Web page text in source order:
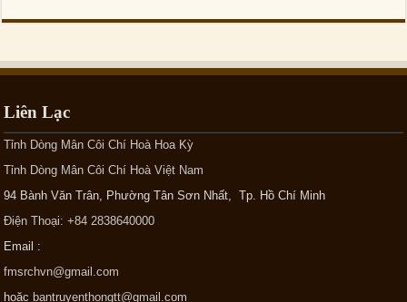
Liên Lạc
Tỉnh Dòng Mân Côi Chí Hoà Hoa Kỳ
Tỉnh Dòng Mân Côi Chí Hoà Việt Nam
94 Bành Văn Trân, Phường Tân Sơn Nhất, Tp. Hồ Chí Minh
Điện Thoại: +84 2838640000
Email :
fmsrchvn@gmail.com
hoặcbantruyenthongtt@gmail.com